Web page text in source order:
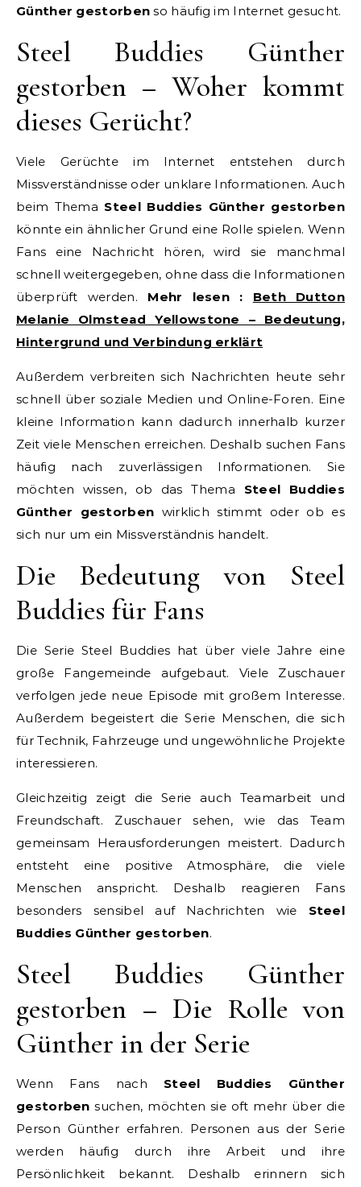
Günther gestorben so häufig im Internet gesucht.
Steel Buddies Günther
gestorben – Woher kommt
dieses Gerücht?
Viele Gerüchte im Internet entstehen durch
Missverständnisse oder unklare Informationen. Auch
beim Thema Steel Buddies Günther gestorben
könnte ein ähnlicher Grund eine Rolle spielen. Wenn
Fans eine Nachricht hören, wird sie manchmal
schnell weitergegeben, ohne dass die Informationen
überprüft werden. Mehr lesen : Beth Dutton
Melanie Olmstead Yellowstone – Bedeutung,
Hintergrund und Verbindung erklärt
Außerdem verbreiten sich Nachrichten heute sehr
schnell über soziale Medien und Online-Foren. Eine
kleine Information kann dadurch innerhalb kurzer
Zeit viele Menschen erreichen. Deshalb suchen Fans
häufig nach zuverlässigen Informationen. Sie
möchten wissen, ob das Thema Steel Buddies
Günther gestorben wirklich stimmt oder ob es
sich nur um ein Missverständnis handelt.
Die Bedeutung von Steel
Buddies für Fans
Die Serie Steel Buddies hat über viele Jahre eine
große Fangemeinde aufgebaut. Viele Zuschauer
verfolgen jede neue Episode mit großem Interesse.
Außerdem begeistert die Serie Menschen, die sich
für Technik, Fahrzeuge und ungewöhnliche Projekte
interessieren.
Gleichzeitig zeigt die Serie auch Teamarbeit und
Freundschaft. Zuschauer sehen, wie das Team
gemeinsam Herausforderungen meistert. Dadurch
entsteht eine positive Atmosphäre, die viele
Menschen anspricht. Deshalb reagieren Fans
besonders sensibel auf Nachrichten wie Steel
Buddies Günther gestorben.
Steel Buddies Günther
gestorben – Die Rolle von
Günther in der Serie
Wenn Fans nach Steel Buddies Günther
gestorben suchen, möchten sie oft mehr über die
Person Günther erfahren. Personen aus der Serie
werden häufig durch ihre Arbeit und ihre
Persönlichkeit bekannt. Deshalb erinnern sich